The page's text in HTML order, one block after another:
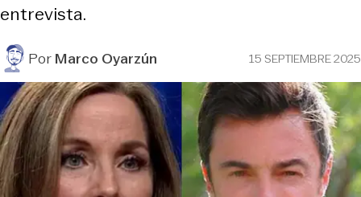
entrevista.
PorMarco Oyarzún 15 SEPTIEMBRE 2025